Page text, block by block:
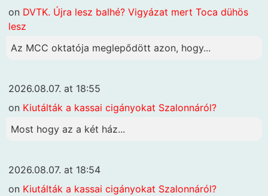
on DVTK. Újra lesz balhé? Vigyázat mert Toca dühös
lesz
Az MCC oktatója meglepődött azon, hogy...
2026.08.07. at 18:55
on Kiutálták a kassai cigányokat Szalonnáról?
Most hogy az a két ház...
2026.08.07. at 18:54
on Kiutálták a kassai cigányokat Szalonnáról?